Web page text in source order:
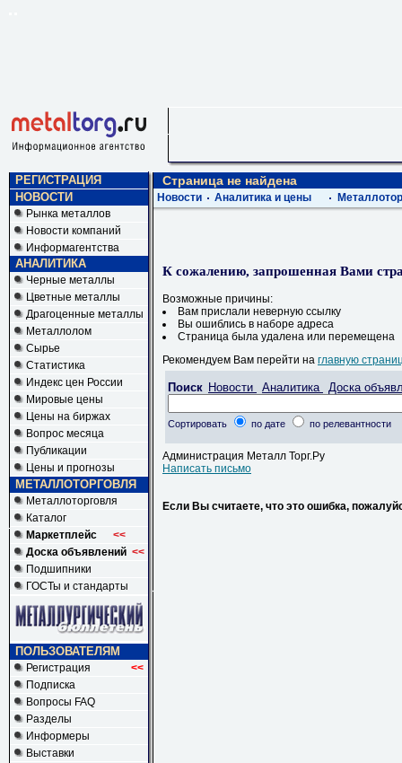
РЕГИСТРАЦИЯ
НОВОСТИ
Рынка металлов
Новости компаний
Информагентства
АНАЛИТИКА
Черные металлы
Цветные металлы
Драгоценные металлы
Металлолом
Сырье
Статистика
Индекс цен России
Мировые цены
Цены на биржах
Вопрос месяца
Публикации
Цены и прогнозы
МЕТАЛЛОТОРГОВЛЯ
Металлоторговля
Каталог
Маркетплейс
<<
Доска объявлений <<
Подшипники
ГОСТы и стандарты
ПОЛЬЗОВАТЕЛЯМ
Регистрация <<
Подписка
Вопросы FAQ
Разделы
Информеры
Выставки
Страница не найдена
Новости Аналитика и цены
К сожалению, запрошенная Вами
Возможные причины:
Вам прислали неверную ссылку
Вы ошиблись в наборе адреса
Страница была удалена или перемещена
Рекомендуем Вам перейти на главную
Поиск Новости Аналитика Доска
Сортировать по дате по релевантности
Администрация Металл Торг.Ру
Написать письмо
Если Вы считаете, что это ошибка,